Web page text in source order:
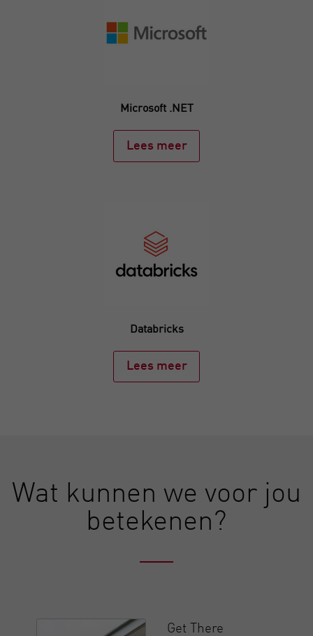
Microsoft .NET
Lees meer
Databricks
Lees meer
Wat kunnen we voor jou
betekenen?
Get There